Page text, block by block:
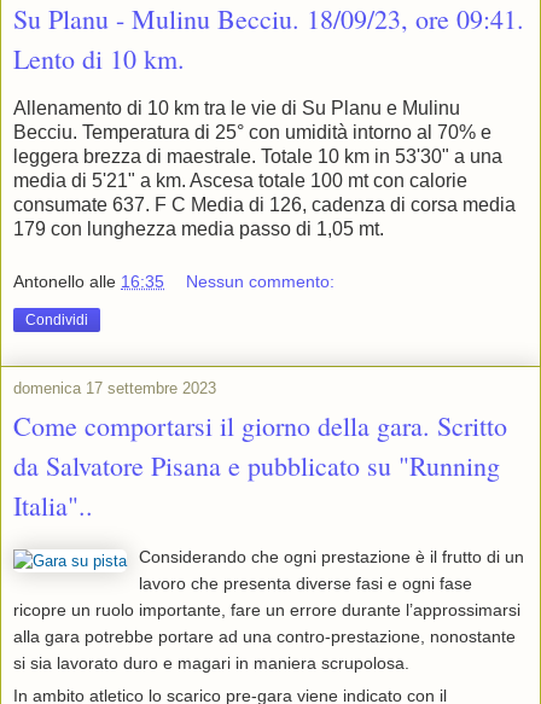
Su Planu - Mulinu Becciu. 18/09/23, ore 09:41.
Lento di 10 km.
Allenamento di 10 km tra le vie di Su Planu e Mulinu
Becciu. Temperatura di 25° con umidità intorno al 70% e
leggera brezza di maestrale. Totale 10 km in 53'30" a una
media di 5'21" a km. Ascesa totale 100 mt con calorie
consumate 637. F C Media di 126, cadenza di corsa media
179 con lunghezza media passo di 1,05 mt.
Antonello alle 16:35 Nessun commento:
Condividi
domenica 17 settembre 2023
Come comportarsi il giorno della gara. Scritto
da Salvatore Pisana e pubblicato su "Running
Italia"..
Considerando che ogni prestazione è il frutto di un
lavoro che presenta diverse fasi e ogni fase
ricopre un ruolo importante, fare un errore durante l’approssimarsi
alla gara potrebbe portare ad una contro-prestazione, nonostante
si sia lavorato duro e magari in maniera scrupolosa.
In ambito atletico lo scarico pre-gara viene indicato con il